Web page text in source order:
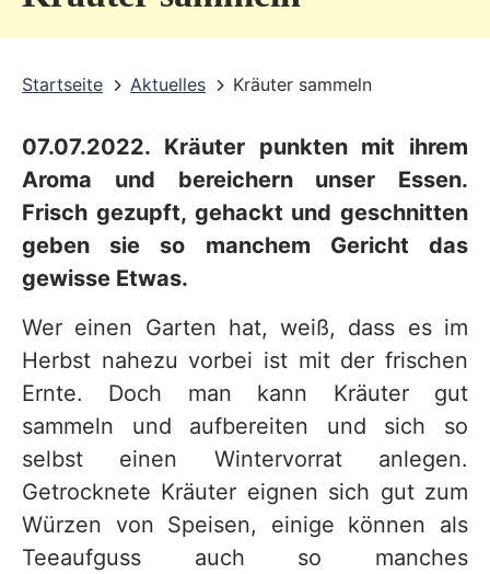
Startseite Aktuelles Kräuter sammeln
07.07.2022. Kräuter punkten mit ihrem
Aroma und bereichern unser Essen.
Frisch gezupft, gehackt und geschnitten
geben sie so manchem Gericht das
gewisse Etwas.
Wer einen Garten hat, weiß, dass es im
Herbst nahezu vorbei ist mit der frischen
Ernte. Doch man kann Kräuter gut
sammeln und aufbereiten und sich so
selbst einen Wintervorrat anlegen.
Getrocknete Kräuter eignen sich gut zum
Würzen von Speisen, einige können als
Teeaufguss auch so manches
v